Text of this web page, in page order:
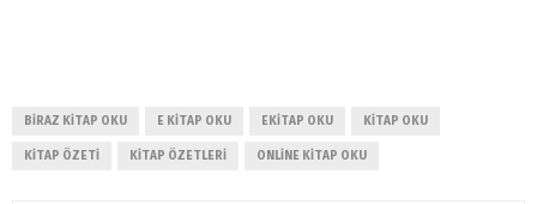
BIRAZ KITAP OKU E KITAP OKU EKITAP OKU KITAP OKU
KITAP ÖZETI KITAP ÖZETLERI ONLINE KITAP OKU